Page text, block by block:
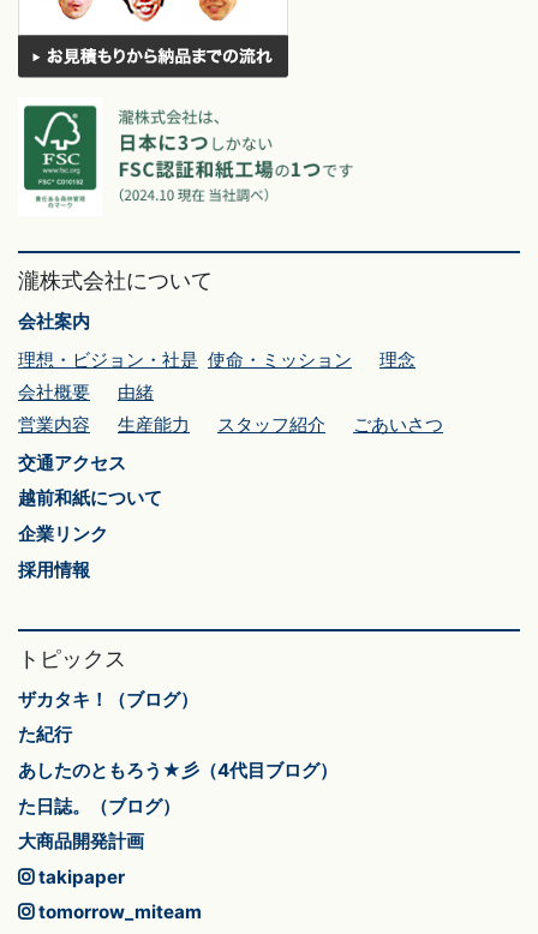
瀧株式会社について
会社案内
理想・ビジョン・社是 使命・ミッション
理念
会社概要
由緒
営業内容
生産能力 スタッフ紹介
ごあいさつ
交通アクセス
越前和紙について
企業リンク
採用情報
トピックス
ザカタキ！（ブログ）
た紀行
あしたのともろう★彡（4代目ブログ）
た日誌。（ブログ）
大商品開発計画
takipaper
tomorrow_miteam